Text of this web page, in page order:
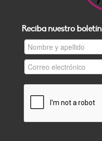
Reciba nuestro boletín